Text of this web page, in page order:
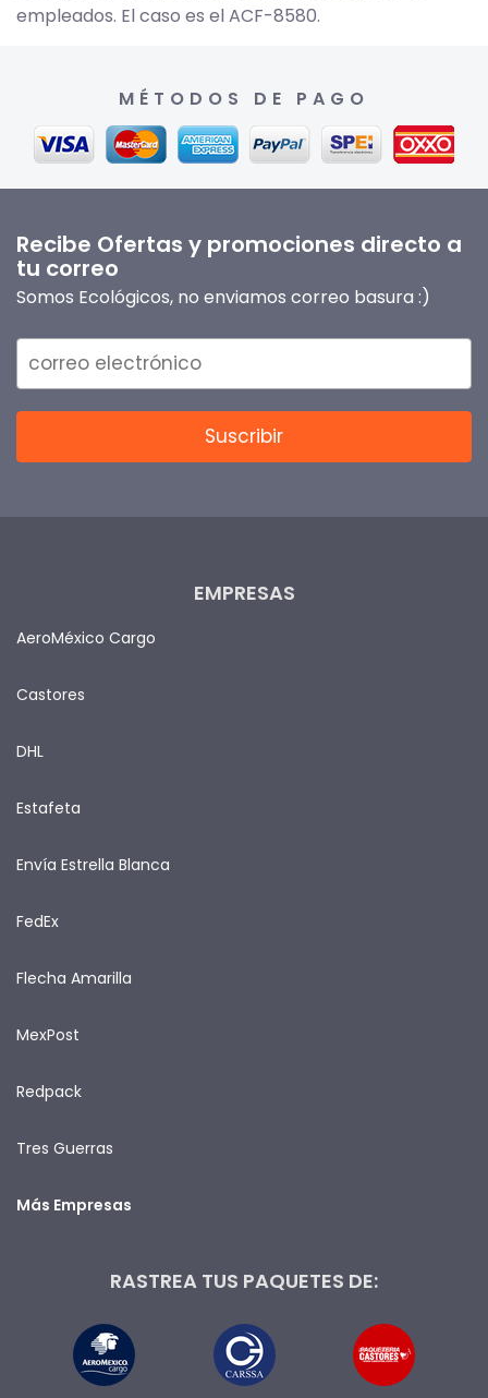
empleados. El caso es el ACF-8580.
MÉTODOS DE PAGO
Recibe Ofertas y promociones directo a
tu correo
Somos Ecológicos, no enviamos correo basura :)
EMPRESAS
AeroMéxico Cargo
Castores
DHL
Estafeta
Envía Estrella Blanca
FedEx
Flecha Amarilla
MexPost
Redpack
Tres Guerras
Más Empresas
RASTREA TUS PAQUETES DE: